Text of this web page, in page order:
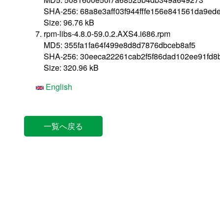
SHA-256:
Size: 96.76 kB
rpm-libs-4.8.0-59.0.2.AXS4.i686.rpm
MD5: 355fa1fa64f499e8d8d7876dbceb8af5
SHA-256:
Size: 320.96 kB
English
一覧へ戻る